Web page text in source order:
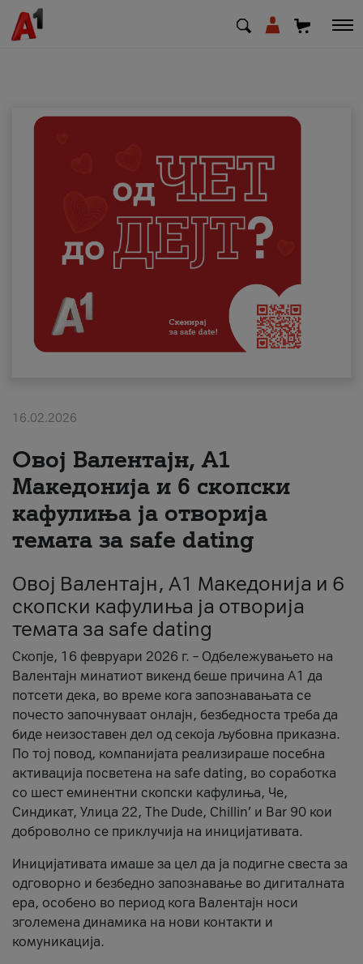
Деловни
Поддршка
Надополни кредит
Плати сметка
#ПодобарОнлајн
16.02.2026
Овој Валентајн, A1
Македонија и 6 скопски
кафулиња ја отворија
темата за safe dating
Овој Валентајн, A1 Македонија и 6
скопски кафулиња ја отворија
темата за safe dating
Скопје, 16 февруари 2026 г. – Одбележувањето на
Валентајн минатиот викенд беше причина А1 да
потсети дека, во време кога запознавањата се
почесто започнуваат онлајн, безбедноста треба да
биде неизоставен дел од секоја љубовна приказна.
По тој повод, компанијата реализираше посебна
активација посветена на safe dating, во соработка
со шест еминентни скопски кафулиња, Че,
Синдикат, Улица 22, The Dude, Chillin’ и Bar 90 кои
доброволно се приклучија на иницијативата.
Иницијативата имаше за цел да ја подигне свеста за
одговорно и безбедно запознавање во дигиталната
ера, особено во период кога Валентајн носи
зголемена динамика на нови контакти и
комуникација.